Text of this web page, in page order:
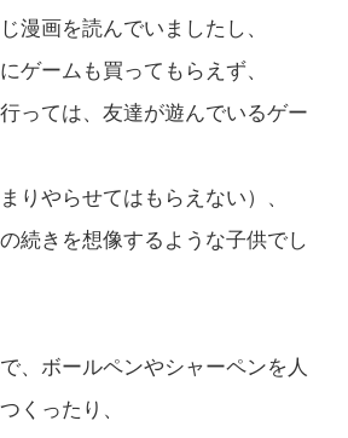
漫画を読んでいましたし、
ゲームも買ってもらえず、
っては、友達が遊んでいるゲー
りやらせてはもらえない）、
続きを想像するような子供でし
、ボールペンやシャーペンを人
くったり、